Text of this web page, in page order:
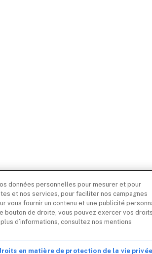
données personnelles pour mesurer et pour
et nos services, pour faciliter nos campagnes
vous fournir un contenu et une publicité
bouton de droite, vous pouvez exercer vos
d’informations, consultez nos mentions
en matière de protection de la vie privée